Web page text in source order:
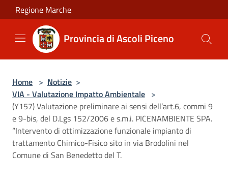
Salta al contenuto principale
Regione Marche
Provincia di Ascoli Piceno
Home > Notizie >
VIA - Valutazione Impatto Ambientale >
(Y157) Valutazione preliminare ai sensi dell’art.6, commi 9
e 9-bis, del D.Lgs 152/2006 e s.m.i. PICENAMBIENTE SPA.
“Intervento di ottimizzazione funzionale impianto di
trattamento Chimico-Fisico sito in via Brodolini nel
Comune di San Benedetto del T.